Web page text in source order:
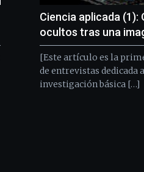
Ciencia aplicada (1):
ocultos tras una
[Este artículo es la
de entrevistas dedicada
investigación básica […]